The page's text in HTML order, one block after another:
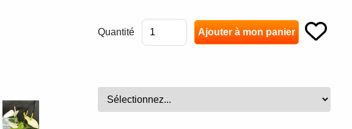
Quantité